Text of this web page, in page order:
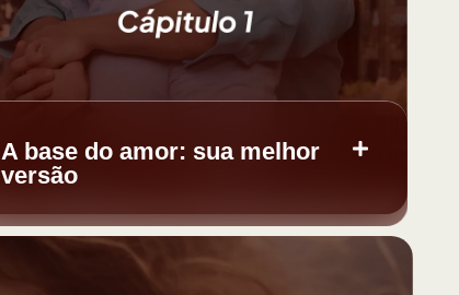
A base do amor: sua melhor
versão